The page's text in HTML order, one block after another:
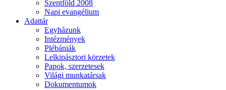
Szentföld 2008
Napi evangélium
Adattár
Egyházunk
Intézmények
Plébániák
Lelkipásztori körzetek
Papok, szerzetesek
Világi munkatársak
Dokumentumok